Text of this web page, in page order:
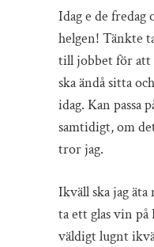
Idag e de fredag
helgen! Tänkte
till jobbet för
ska ändå sitta
idag. Kan passa
samtidigt, om
tror jag.
Ikväll ska jag
ta ett glas vin
väldigt lugnt